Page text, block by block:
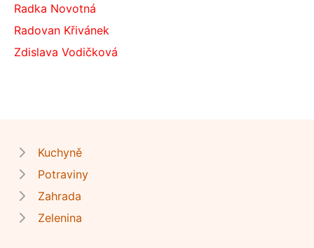
Radka Novotná
Radovan Křivánek
Zdislava Vodičková
Kuchyně
Potraviny
Zahrada
Zelenina